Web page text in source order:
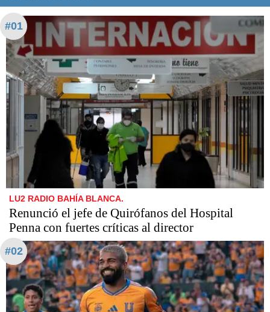
#01
LU2 RADIO BAHÍA BLANCA.
Renunció el jefe de Quirófanos del Hospital
Penna con fuertes críticas al director
#02